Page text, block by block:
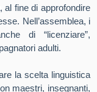
al fine di approfondire
Nell’assemblea, i
di “licenziare”,
adulti.
la scelta linguistica
maestri, insegnanti,